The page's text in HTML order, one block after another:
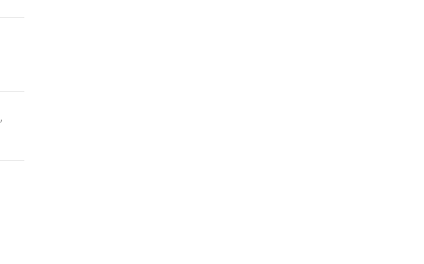
,